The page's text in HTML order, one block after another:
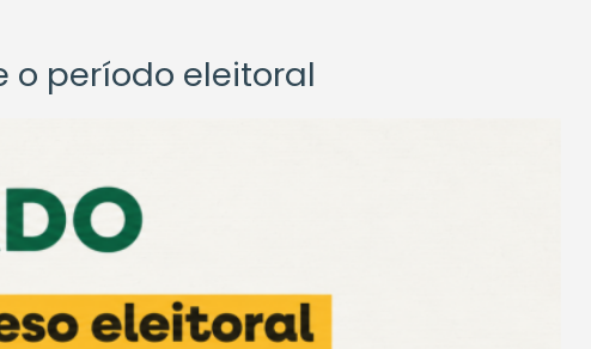
o período eleitoral